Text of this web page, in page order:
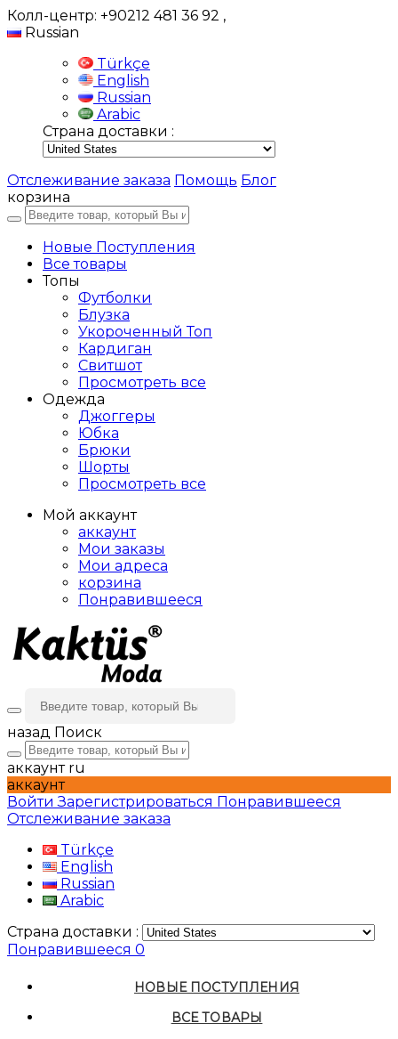
Колл-центр: +90212 481 36 92 ,
Russian
Türkçe
English
Russian
Arabic
Страна доставки :
Отслеживание заказа Помощь Блог
корзина
Новые Поступления
Все товары
Топы
Футболки
Блузка
Укороченный Топ
Кардиган
Свитшот
Просмотреть все
Одежда
Джоггеры
Юбка
Брюки
Шорты
Просмотреть все
Мой аккаунт
аккаунт
Мои заказы
Мои адреса
корзина
Понравившееся
назад Поиск
аккаунт ru
аккаунт
ВойтиЗарегистрироваться Понравившееся
Отслеживание заказа
Türkçe
English
Russian
Arabic
Страна доставки :
Понравившееся 0
НОВЫЕ ПОСТУПЛЕНИЯ
ВСЕ ТОВАРЫ